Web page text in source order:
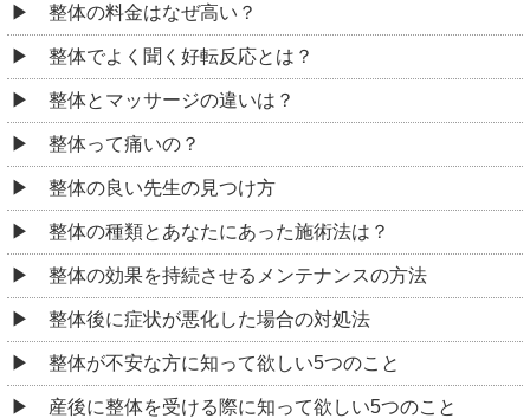
整体の料金はなぜ高い？
整体でよく聞く好転反応とは？
整体とマッサージの違いは？
整体って痛いの？
整体の良い先生の見つけ方
整体の種類とあなたにあった施術法は？
整体の効果を持続させるメンテナンスの方法
整体後に症状が悪化した場合の対処法
整体が不安な方に知って欲しい5つのこと
産後に整体を受ける際に知って欲しい5つのこと